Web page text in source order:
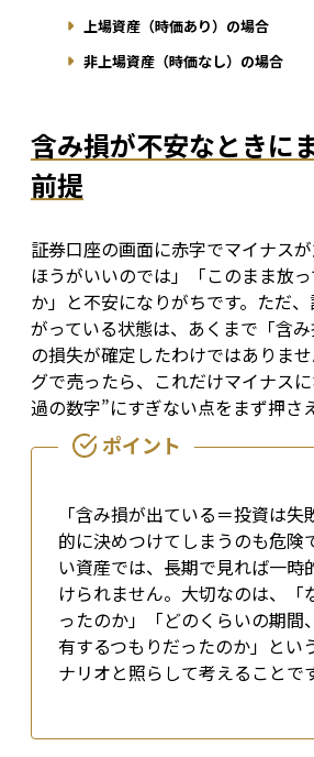
上場資産（時価あり）の場合
非上場資産（時価なし）の場合
含み損が不安なときに
前提
証券口座の画面に赤字でマイナス
ほうがいいのでは」「このまま放
か」と不安になりがちです。ただ
がっている状態は、あくまで「含
の損失が確定したわけではありま
グで売ったら、これだけマイナス
過の数字”にすぎない点をまず押さ
「含み損が出ている＝投資は
的に決めつけてしまうのも危険
い資産では、長期で見れば一時
けられません。大切なのは、「
ったのか」「どのくらいの期間
有するつもりだったのか」とい
ナリオと照らして考えることです